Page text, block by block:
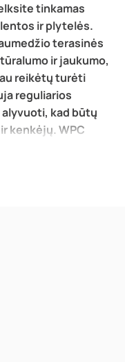
tinkamas
ir plytelės.
terasinės
ir jaukumo,
reikėtų turėti
reguliarios
kad būtų
kenkėjų. WPC
iš medžio ir
sistemą,
lentos ir